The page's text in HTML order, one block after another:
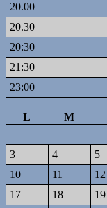
20.00
20.30
20:30
21:30
23:00
L
M
3
4 5
10
11 12
17
18 19